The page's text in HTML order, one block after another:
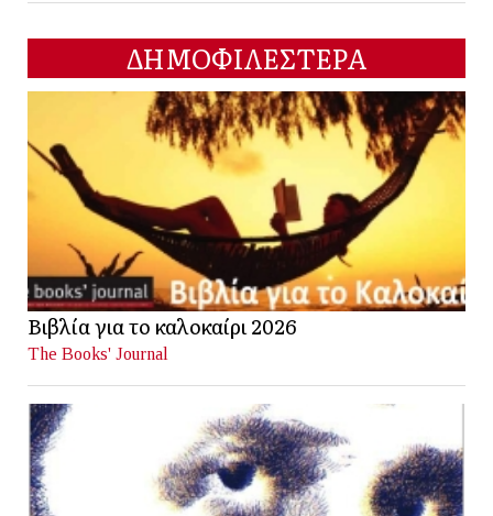
ΔΗΜΟΦΙΛΕΣΤΕΡΑ
Βιβλία για το καλοκαίρι 2026
The Books' Journal